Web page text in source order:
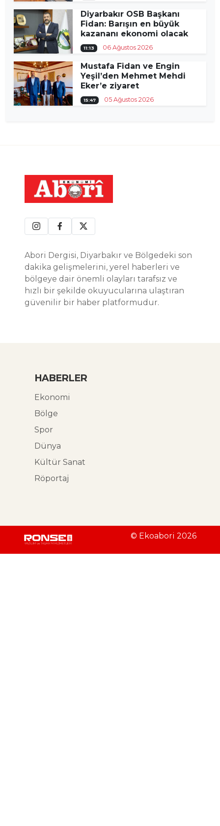
Diyarbakır OSB Başkanı
Fidan: Barışın en büyük
kazananı ekonomi olacak
11:13 06 Ağustos 2026
Mustafa Fidan ve Engin
Yeşil’den Mehmet Mehdi
Eker’e ziyaret
15:47 05 Ağustos 2026
Abori Dergisi, Diyarbakır ve Bölgedeki son
dakika gelişmelerini, yerel haberleri ve
bölgeye dair önemli olayları tarafsız ve
hızlı bir şekilde okuyucularına ulaştıran
güvenilir bir haber platformudur.
HABERLER
Ekonomi
Bölge
Spor
Dünya
Kültür Sanat
Röportaj
© Ekoabori 2026